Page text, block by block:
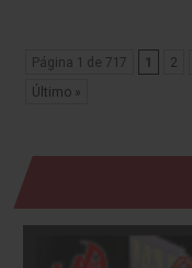
Página 1 de 717 1 2
Último »